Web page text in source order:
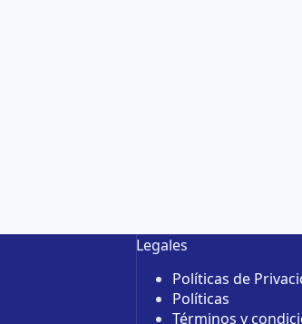
Legales
Políticas de
Políticas
Términos y